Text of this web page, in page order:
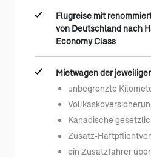
Flugreise mit
von Deutschland nach
Economy Class
Mietwagen der
unbegrenzte
Kanadische
Zusatz-
ein Zusatzfahrer